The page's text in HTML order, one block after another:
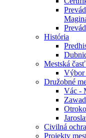
História
Mestská
Výbor
Družobné
Vác -
Civilná
Projekty